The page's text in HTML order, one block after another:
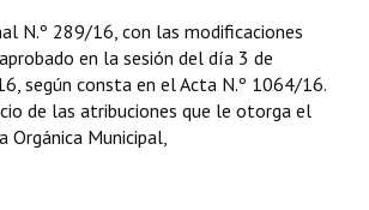
N.º 289/16, con las modificaciones
en la sesión del día 3 de
según consta en el Acta N.º 1064/16.
de las atribuciones que le otorga el
Orgánica Municipal,